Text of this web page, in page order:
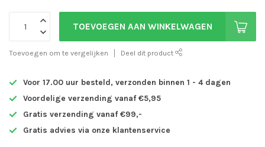
TOEVOEGEN AAN WINKELWAGEN
Toevoegen om te vergelijken Deel dit product
Voor 17.00 uur besteld, verzonden binnen 1 - 4 dagen
Voordelige verzending vanaf €5,95
Gratis verzending vanaf €99,-
Gratis advies via onze klantenservice